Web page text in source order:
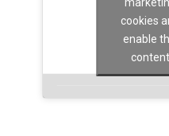
cookies
enable
content